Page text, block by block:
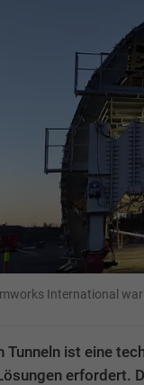
International
Tunneln ist eine
erfordert.